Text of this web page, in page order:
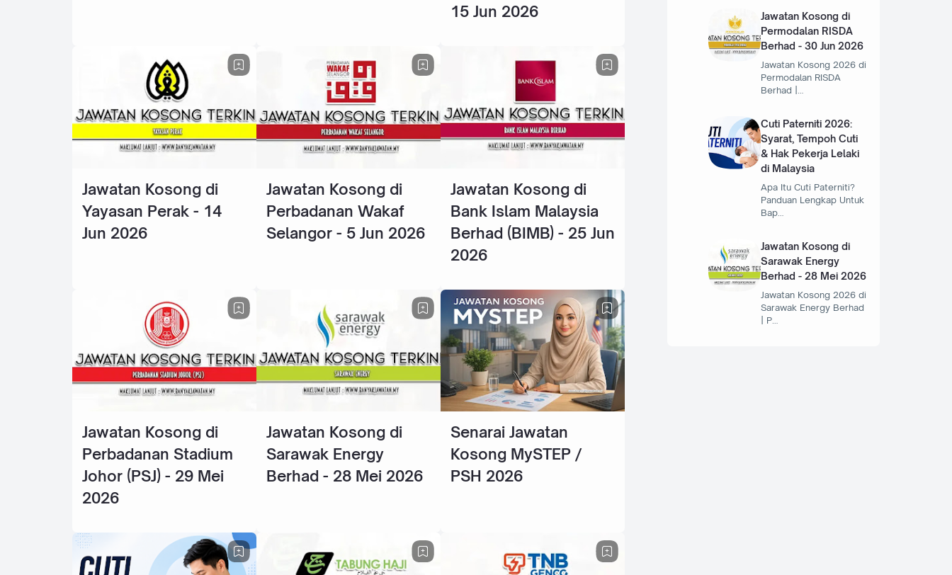
15 Jun 2026
Jawatan Kosong di
Yayasan Perak - 14
Jun 2026
Jawatan Kosong di
Perbadanan Wakaf
Selangor - 5 Jun 2026
Jawatan Kosong di
Bank Islam Malaysia
Berhad (BIMB) - 25 Jun
2026
Jawatan Kosong di
Perbadanan Stadium
Johor (PSJ) - 29 Mei
2026
Jawatan Kosong di
Sarawak Energy
Berhad - 28 Mei 2026
Senarai Jawatan
Kosong MySTEP /
PSH 2026
Jawatan Kosong di
Permodalan RISDA
Berhad - 30 Jun 2026
Jawatan Kosong 2026 di
Permodalan RISDA
Cuti Paterniti 2026:
Syarat, Tempoh Cuti
& Hak Pekerja Lelaki
di Malaysia
Apa Itu Cuti Paterniti?
Panduan Lengkap Untuk
Bap…
Jawatan Kosong di
Sarawak Energy
Berhad - 28 Mei 2026
Jawatan Kosong 2026 di
Sarawak Energy Berhad
| P…